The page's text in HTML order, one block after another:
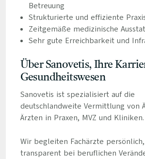
Betreuung
Strukturierte und effiziente
Zeitgemäße medizinische
Sehr gute Erreichbarkeit und
Über Sanovetis, Ihre
Gesundheitswesen
Sanovetis ist spezialisiert auf die
deutschlandweite Vermittlung von
Ärzten in Praxen, MVZ und Kliniken.
Wir begleiten Fachärzte
transparent bei beruflichen